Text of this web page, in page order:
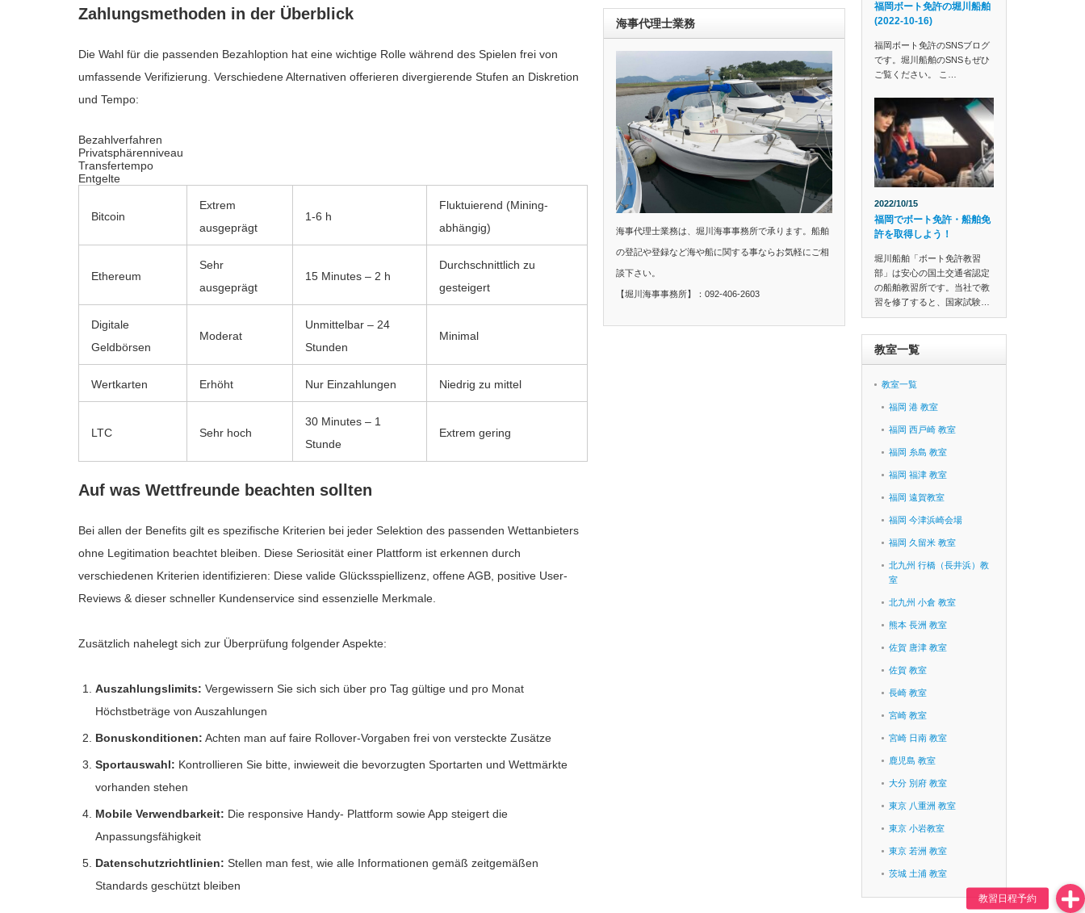
Zahlungsmethoden in der Überblick
Die Wahl für die passenden Bezahloption hat eine wichtige Rolle während des Spielen frei von
umfassende Verifizierung. Verschiedene Alternativen offerieren divergierende Stufen an Diskretion
und Tempo:
Bezahlverfahren
Privatsphärenniveau
Transfertempo
Entgelte
Bitcoin
Extrem
ausgeprägt
1-6 h
Fluktuierend (Mining-
abhängig)
Ethereum
Sehr
ausgeprägt
15 Minutes – 2 h
Durchschnittlich zu
gesteigert
Digitale
Geldbörsen
Moderat
Unmittelbar – 24
Stunden
Minimal
Wertkarten Erhöht Nur Einzahlungen Niedrig zu mittel
LTC Sehr hoch
30 Minutes – 1
Stunde
Extrem gering
Auf was Wettfreunde beachten sollten
Bei allen der Benefits gilt es spezifische Kriterien bei jeder Selektion des passenden Wettanbieters
ohne Legitimation beachtet bleiben. Diese Seriosität einer Plattform ist erkennen durch
verschiedenen Kriterien identifizieren: Diese valide Glücksspiellizenz, offene AGB, positive User-
Reviews & dieser schneller Kundenservice sind essenzielle Merkmale.
Zusätzlich nahelegt sich zur Überprüfung folgender Aspekte:
Auszahlungslimits: Vergewissern Sie sich sich über pro Tag gültige und pro Monat
Höchstbeträge von Auszahlungen
Bonuskonditionen: Achten man auf faire Rollover-Vorgaben frei von versteckte Zusätze
Sportauswahl: Kontrollieren Sie bitte, inwieweit die bevorzugten Sportarten und Wettmärkte
vorhanden stehen
Mobile Verwendbarkeit: Die responsive Handy- Plattform sowie App steigert die
Anpassungsfähigkeit
Datenschutzrichtlinien: Stellen man fest, wie alle Informationen gemäß zeitgemäßen
Standards geschützt bleiben
海事代理士業務
海事代理士業務は、堀川海事事務所で承ります。船舶
の登記や登録など海や船に関する事ならお気軽にご相
談下さい。
【堀川海事事務所】：092-406-2603
福岡ボート免許の堀川船舶
(2022-10-16)
福岡ボート免許のSNSブログ
です。堀川船舶のSNSもぜひ
ご覧ください。 こ…
2022/10/15
福岡でボート免許・船舶免
許を取得しよう！
堀川船舶「ボート免許教習
部」は安心の国土交通省認定
の船舶教習所です。当社で教
習を修了すると、国家試験…
教室一覧
教室一覧
福岡 港 教室
福岡 西戸崎 教室
福岡 糸島 教室
福岡 福津 教室
福岡 遠賀教室
福岡 今津浜崎会場
福岡 久留米 教室
北九州 行橋（長井浜）教
室
北九州 小倉 教室
熊本 長洲 教室
佐賀 唐津 教室
佐賀 教室
長崎 教室
宮崎 教室
宮崎 日南 教室
鹿児島 教室
大分 別府 教室
東京 八重洲 教室
東京 小岩教室
東京 若洲 教室
茨城 土浦 教室